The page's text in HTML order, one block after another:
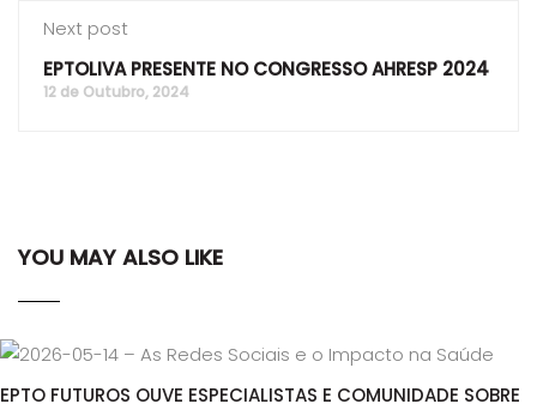
Next post
EPTOLIVA PRESENTE NO CONGRESSO AHRESP 2024
12 de Outubro, 2024
YOU MAY ALSO LIKE
EPTO FUTUROS OUVE ESPECIALISTAS E COMUNIDADE SOBRE